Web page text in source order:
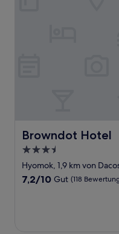
Browndot Hotel
Browndot Hotel
3.5-
Sterne-
Unterkunft
Hyomok, 1,9 km von
7.2
7,2/10 Gut (118